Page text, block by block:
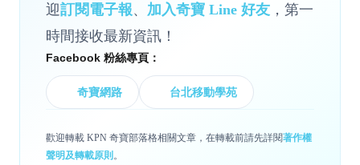
迎訂閱電子報、 加入奇寶 Line 好友 ，第一
時間接收最新資訊！
Facebook 粉絲專頁：
奇寶網路 台北移動學苑
歡迎轉載 KPN 奇寶部落格相關文章，在轉載前請先詳閱著作權
聲明及轉載原則 。